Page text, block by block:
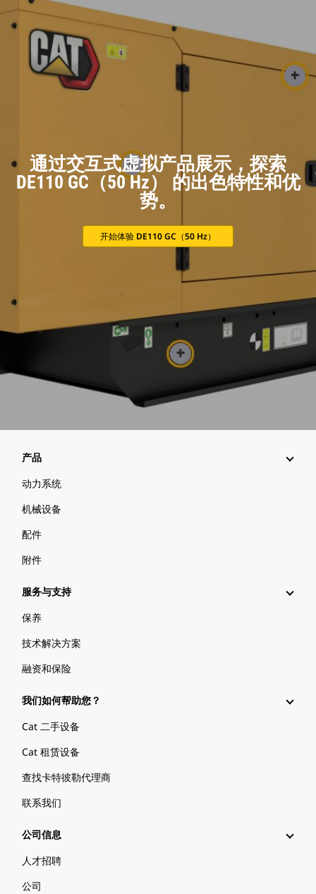
通过交互式虚拟产品展示，探索
DE110 GC（50 Hz） 的出色特性和优
势。
开始体验 DE110 GC（50 Hz）
产品
动力系统
机械设备
配件
附件
服务与支持
保养
技术解决方案
融资和保险
我们如何帮助您？
Cat 二手设备
Cat 租赁设备
查找卡特彼勒代理商
联系我们
公司信息
人才招聘
公司